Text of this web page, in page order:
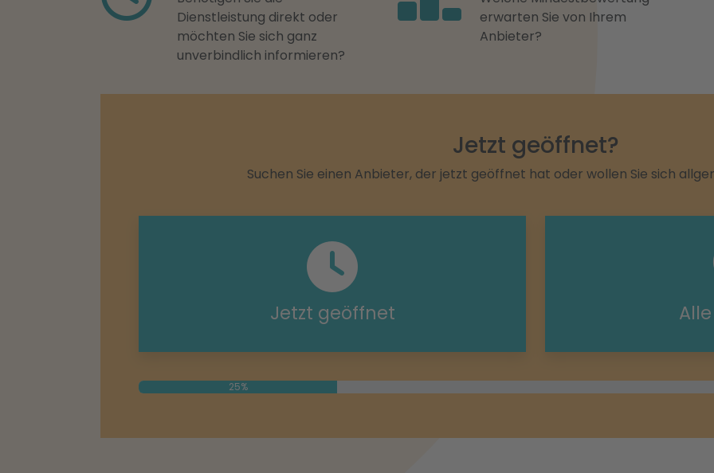
Dienstleistung direkt oder
möchten Sie sich ganz
unverbindlich informieren?
erwarten Sie von Ihrem
Anbieter?
Jetzt geöffnet?
Suchen Sie einen Anbieter, der jetzt geöffnet hat oder wollen Sie sich
Jetzt geöffnet
25%